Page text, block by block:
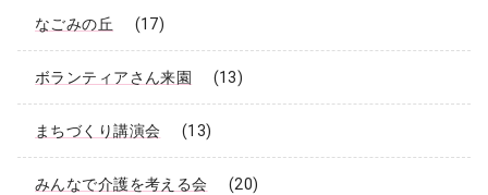
なごみの丘 (17)
ボランティアさん来園 (13)
まちづくり講演会 (13)
みんなで介護を考える会 (20)